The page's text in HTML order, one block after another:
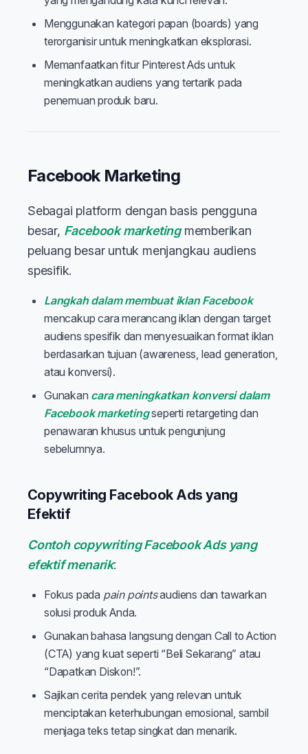
Menggunakan kategori papan (boards) yang
terorganisir untuk meningkatkan eksplorasi.
Memanfaatkan fitur Pinterest Ads untuk
meningkatkan audiens yang tertarik pada
penemuan produk baru.
Facebook Marketing
Sebagai platform dengan basis pengguna
besar, Facebook marketingmemberikan
peluang besar untuk menjangkau audiens
spesifik.
Langkah dalam membuat iklan Facebook
mencakup cara merancang iklan dengan target
audiens spesifik dan menyesuaikan format iklan
berdasarkan tujuan (awareness, lead generation,
atau konversi).
Gunakan cara meningkatkan konversi dalam
Facebook marketingseperti retargeting dan
penawaran khusus untuk pengunjung
sebelumnya.
Copywriting Facebook Ads yang
Efektif
Contoh copywriting Facebook Ads yang
efektif menarik:
Fokus pada pain pointsaudiens dan tawarkan
solusi produk Anda.
Gunakan bahasa langsung dengan Call to Action
(CTA) yang kuat seperti “Beli Sekarang” atau
“Dapatkan Diskon!”.
Sajikan cerita pendek yang relevan untuk
menciptakan keterhubungan emosional, sambil
menjaga teks tetap singkat dan menarik.